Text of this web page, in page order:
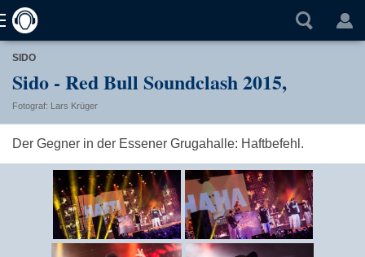
SIDO
Sido - Red Bull Soundclash 2015,
Fotograf: Lars Krüger
Der Gegner in der Essener Grugahalle: Haftbefehl.